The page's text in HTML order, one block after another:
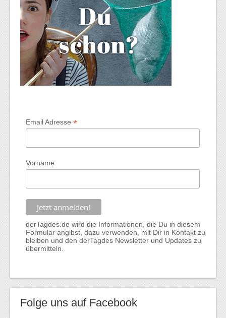
Email Adresse*
Vorname
derTagdes.de wird die Informationen, die Du in diesem
Formular angibst, dazu verwenden, mit Dir in Kontakt zu
bleiben und den derTagdes Newsletter und Updates zu
übermitteln.
Folge uns auf Facebook